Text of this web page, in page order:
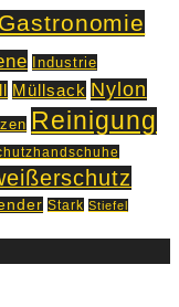
Gastronomie
Industrie
Müllsack Nylon
Reinigung
Stark Stiefel